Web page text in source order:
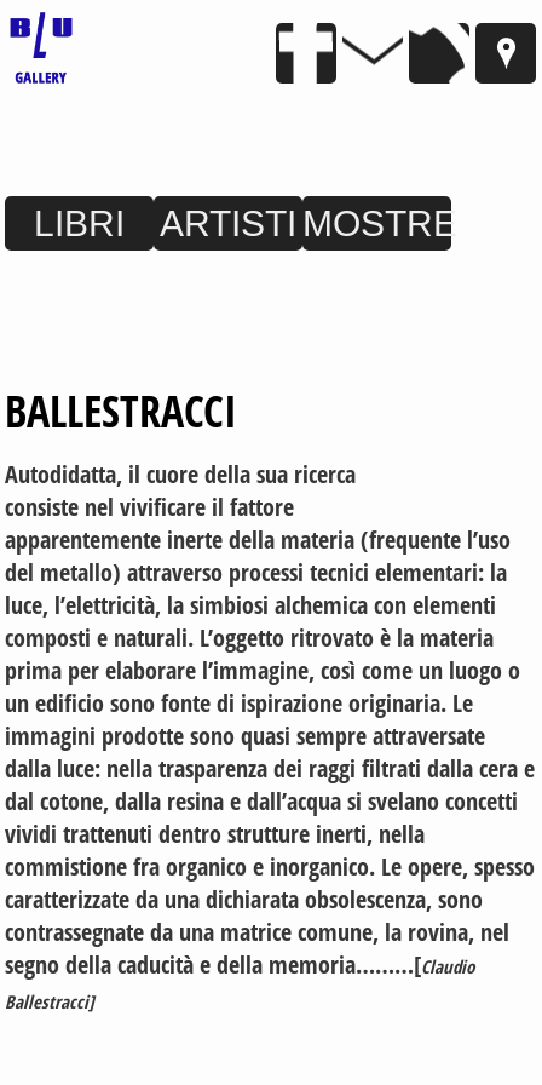
LIBRI ARTISTI MOSTRE
BALLESTRACCI
Autodidatta, il cuore della sua ricerca
consiste nel vivificare il fattore
apparentemente inerte della materia (frequente l’uso
del metallo) attraverso processi tecnici elementari: la
luce, l’elettricità, la simbiosi alchemica con elementi
composti e naturali. L’oggetto ritrovato è la materia
prima per elaborare l’immagine, così come un luogo o
un edificio sono fonte di ispirazione originaria. Le
immagini prodotte sono quasi sempre attraversate
dalla luce: nella trasparenza dei raggi filtrati dalla cera e
dal cotone, dalla resina e dall’acqua si svelano concetti
vividi trattenuti dentro strutture inerti, nella
commistione fra organico e inorganico. Le opere, spesso
caratterizzate da una dichiarata obsolescenza, sono
contrassegnate da una matrice comune, la rovina, nel
segno della caducità e della memoria………[Claudio
Ballestracci]